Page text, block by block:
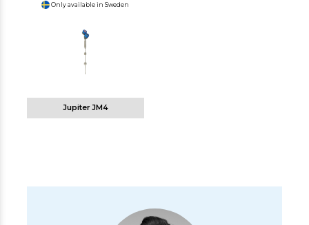
Jupiter JM4
Only available in Sweden